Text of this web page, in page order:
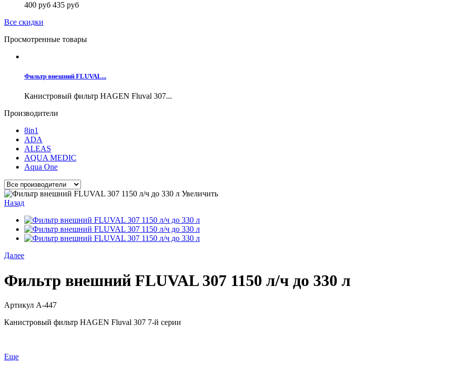
400 руб 435 руб
Все скидки
Просмотренные товары
Фильтр внешний FLUVAL...
Канистровый фильтр HAGEN Fluval 307...
Производители
8in1
ADA
ALEAS
AQUA MEDIC
Aqua One
Увеличить
Назад
Далее
Фильтр внешний FLUVAL 307 1150 л/ч до 330 л
Артикул A-447
Канистровый фильтр HAGEN Fluval 307 7-й серии
Еще